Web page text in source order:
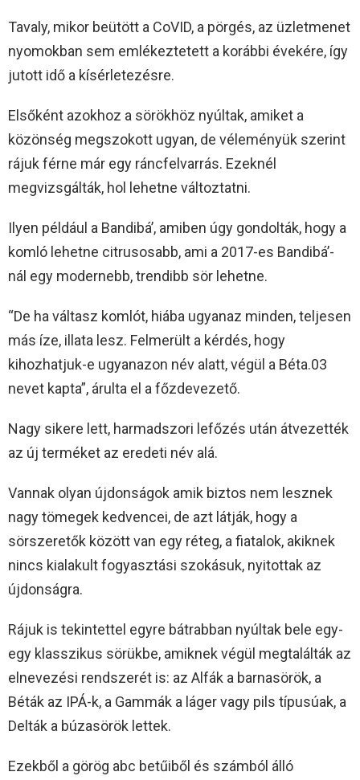
Tavaly, mikor beütött a CoVID, a pörgés, az üzletmenet
nyomokban sem emlékeztetett a korábbi évekére, így
jutott idő a kísérletezésre.
Elsőként azokhoz a sörökhöz nyúltak, amiket a
közönség megszokott ugyan, de véleményük szerint
rájuk férne már egy ráncfelvarrás. Ezeknél
megvizsgálták, hol lehetne változtatni.
Ilyen például a Bandibá’, amiben úgy gondolták, hogy a
komló lehetne citrusosabb, ami a 2017-es Bandibá’-
nál egy modernebb, trendibb sör lehetne.
“De ha váltasz komlót, hiába ugyanaz minden, teljesen
más íze, illata lesz. Felmerült a kérdés, hogy
kihozhatjuk-e ugyanazon név alatt, végül a Béta.03
nevet kapta”, árulta el a főzdevezető.
Nagy sikere lett, harmadszori lefőzés után átvezették
az új terméket az eredeti név alá.
Vannak olyan újdonságok amik biztos nem lesznek
nagy tömegek kedvencei, de azt látják, hogy a
sörszeretők között van egy réteg, a fiatalok, akiknek
nincs kialakult fogyasztási szokásuk, nyitottak az
újdonságra.
Rájuk is tekintettel egyre bátrabban nyúltak bele egy-
egy klasszikus sörükbe, amiknek végül megtalálták az
elnevezési rendszerét is: az Alfák a barnasörök, a
Béták az IPÁ-k, a Gammák a láger vagy pils típusúak, a
Delták a búzasörök lettek.
Ezekből a görög abc betűiből és számból álló